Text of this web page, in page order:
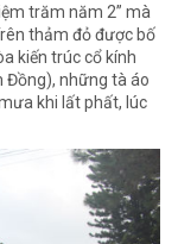
trăm năm 2” mà
thảm đỏ được bố
kiến trúc cổ kính
Đồng), những tà áo
khi lất phất, lúc